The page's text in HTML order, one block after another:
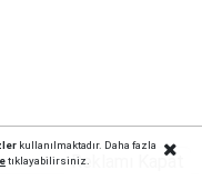
kullanılmaktadır. Daha fazla
tıklayabilirsiniz.Reklamı Kapat